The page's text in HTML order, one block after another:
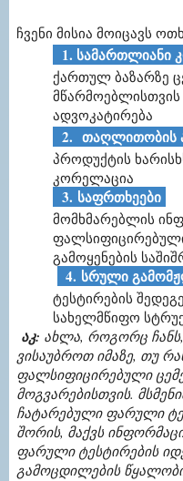
ჩვენი მისია მოიცავს
1. სამართლიანი
ქართულ ბაზარზე
ადვოკატირება
2. თაღლითობის
პროდუქტის
კორელაცია
3. საფრთხეები
მომხმარებლის
გამოყენების
4. სრული
ტესტირების
სახელმწიფო
აკ: ახლა, როგორც ჩანს,
ვისაუბროთ იმაზე, თუ
ფალსიფიცირებული
მოგვარებისთვის.
ჩატარებული ფარული
შორის, მაქვს
ფარული ტესტირების
გამოცდილების